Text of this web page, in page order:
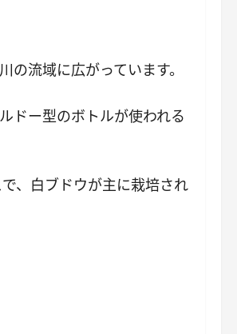
流域に広がっています。
ドー型のボトルが使われる
、白ブドウが主に栽培され